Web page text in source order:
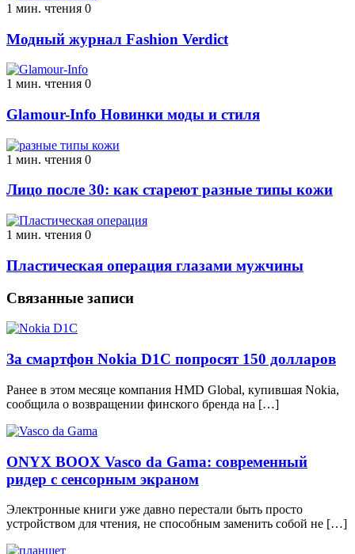
1 мин. чтения 0
Модный журнал Fashion Verdict
1 мин. чтения 0
Glamour-Info Новинки моды и стиля
1 мин. чтения 0
Лицо после 30: как стареют разные типы кожи
1 мин. чтения 0
Пластическая операция глазами мужчины
Связанные записи
За смартфон Nokia D1C попросят 150 долларов
Ранее в этом месяце компания HMD Global, купившая Nokia,
сообщила о возвращении финского бренда на […]
ONYX BOOX Vasco da Gama: современный
ридер с сенсорным экраном
Электронные книги уже давно перестали быть просто
устройством для чтения, не способным заменить собой не […]